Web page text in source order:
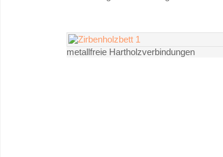
metallfreie Hartholzverbindungen